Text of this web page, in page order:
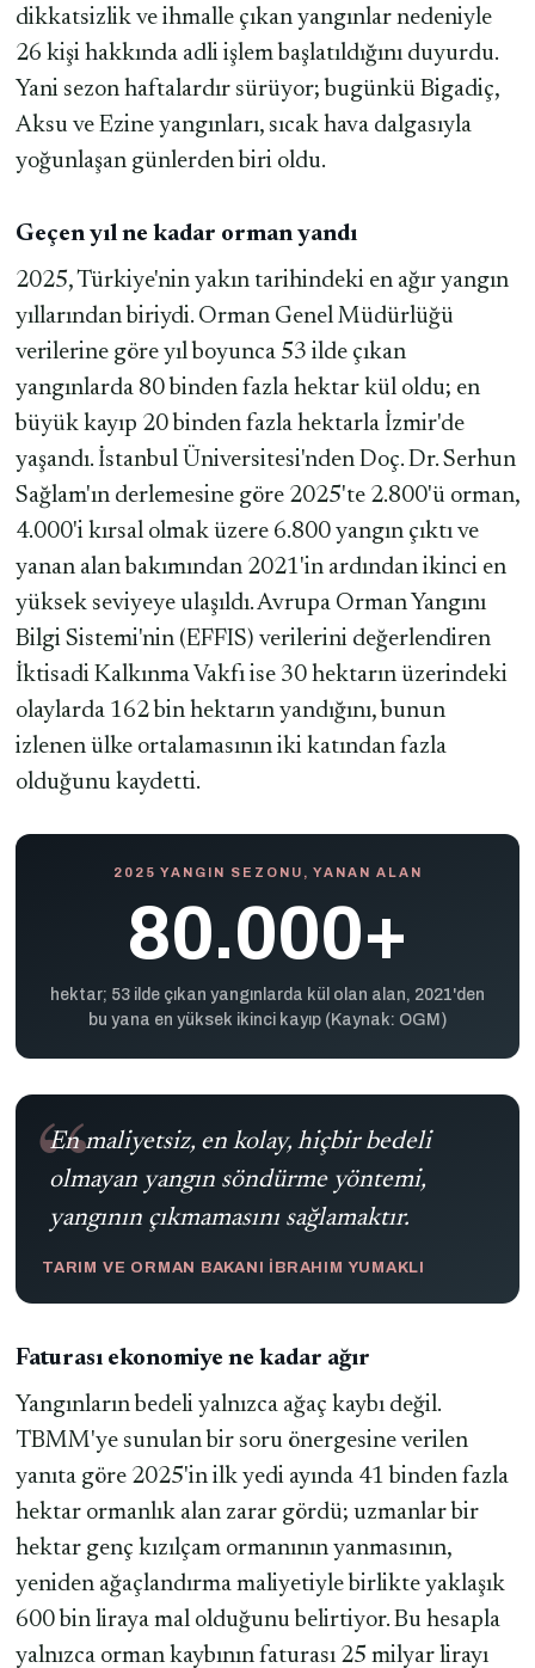
dikkatsizlik ve ihmalle çıkan yangınlar nedeniyle
26 kişi hakkında adli işlem başlatıldığını duyurdu.
Yani sezon haftalardır sürüyor; bugünkü Bigadiç,
Aksu ve Ezine yangınları, sıcak hava dalgasıyla
yoğunlaşan günlerden biri oldu.
Geçen yıl ne kadar orman yandı
2025, Türkiye'nin yakın tarihindeki en ağır yangın
yıllarından biriydi. Orman Genel Müdürlüğü
verilerine göre yıl boyunca 53 ilde çıkan
yangınlarda 80 binden fazla hektar kül oldu; en
büyük kayıp 20 binden fazla hektarla İzmir'de
yaşandı. İstanbul Üniversitesi'nden Doç. Dr. Serhun
Sağlam'ın derlemesine göre 2025'te 2.800'ü orman,
4.000'i kırsal olmak üzere 6.800 yangın çıktı ve
yanan alan bakımından 2021'in ardından ikinci en
yüksek seviyeye ulaşıldı. Avrupa Orman Yangını
Bilgi Sistemi'nin (EFFIS) verilerini değerlendiren
İktisadi Kalkınma Vakfı ise 30 hektarın üzerindeki
olaylarda 162 bin hektarın yandığını, bunun
izlenen ülke ortalamasının iki katından fazla
olduğunu kaydetti.
2025 YANGIN SEZONU, YANAN ALAN
80.000+
hektar; 53 ilde çıkan yangınlarda kül olan alan, 2021'den
bu yana en yüksek ikinci kayıp (Kaynak: OGM)
En maliyetsiz, en kolay, hiçbir bedeli
olmayan yangın söndürme yöntemi,
yangının çıkmamasını sağlamaktır.
TARIM VE ORMAN BAKANI İBRAHIM YUMAKLI
Faturası ekonomiye ne kadar ağır
Yangınların bedeli yalnızca ağaç kaybı değil.
TBMM'ye sunulan bir soru önergesine verilen
yanıta göre 2025'in ilk yedi ayında 41 binden fazla
hektar ormanlık alan zarar gördü; uzmanlar bir
hektar genç kızılçam ormanının yanmasının,
yeniden ağaçlandırma maliyetiyle birlikte yaklaşık
600 bin liraya mal olduğunu belirtiyor. Bu hesapla
yalnızca orman kaybının faturası 25 milyar lirayı